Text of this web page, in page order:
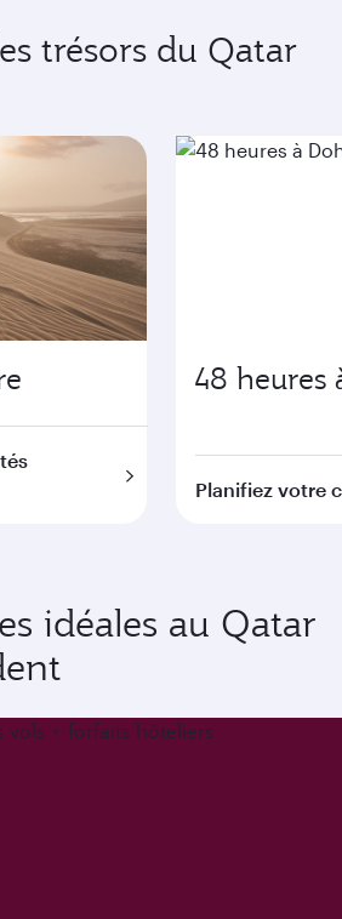
trésors du Qatar
48 heures
Planifiez votre
idéales au Qatar